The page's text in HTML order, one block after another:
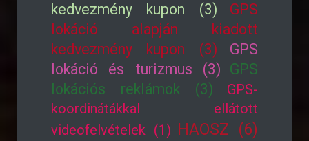
kedvezmény kupon (3)
GPS
lokáció alapján kiadott
kedvezmény kupon (3)
GPS
lokáció és turizmus (3) GPS
lokációs reklámok (3)
GPS-
koordinátákkal ellátott
videofelvételek (1) HAOSZ (6)